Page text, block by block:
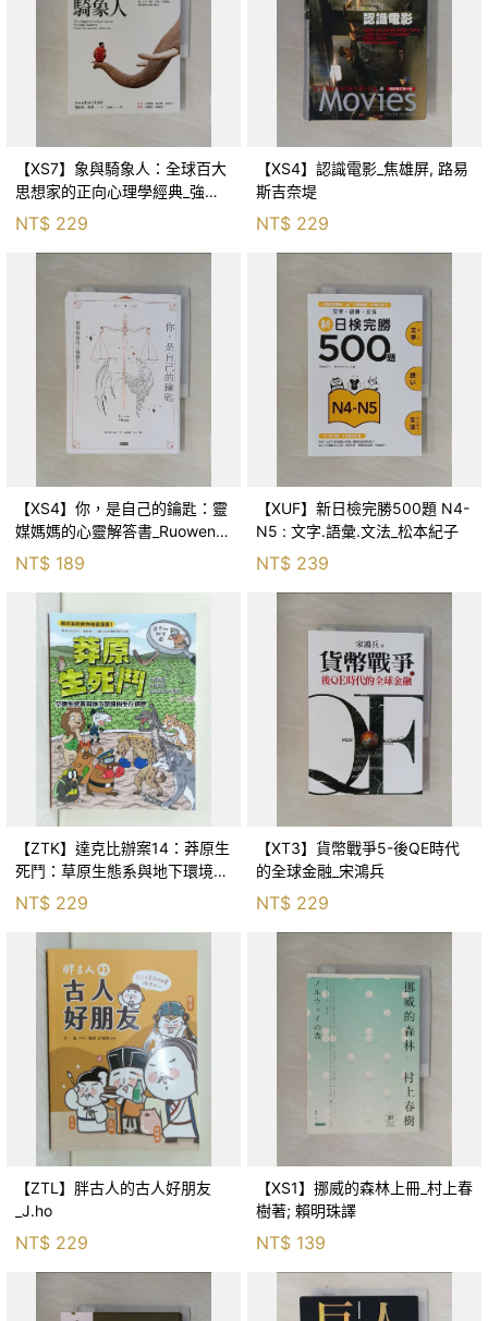
【XS7】象與騎象人：全球百大
思想家的正向心理學經典_強納
森．海德, 李靜瑤
NT$ 229
【XS4】認識電影_焦雄屏, 路易
斯吉奈堤
NT$ 229
【XS4】你，是自己的鑰匙：靈
媒媽媽的心靈解答書_Ruowen
Huang
NT$ 189
【XUF】新日檢完勝500題 N4-
N5 : 文字.語彙.文法_松本紀子
NT$ 239
【ZTK】達克比辦案14：莽原生
死鬥：草原生態系與地下環境的
生存適應_柯智元
NT$ 229
【XT3】貨幣戰爭5-後QE時代
的全球金融_宋鴻兵
NT$ 229
【ZTL】胖古人的古人好朋友
_J.ho
NT$ 229
【XS1】挪威的森林上冊_村上春
樹著; 賴明珠譯
NT$ 139